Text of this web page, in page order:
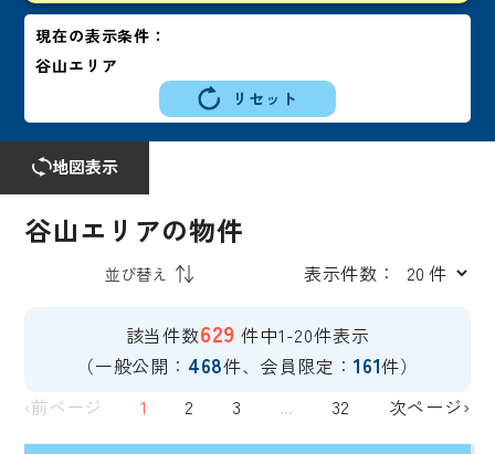
現在の表示条件：
谷山エリア
リセット
地図表示
谷山エリアの物件
表示件数：
該当件数629 件中1-20件表示
（一般公開： 468件、会員限定： 161件）
‹前ページ
1 2 3 ... 32 次ページ›